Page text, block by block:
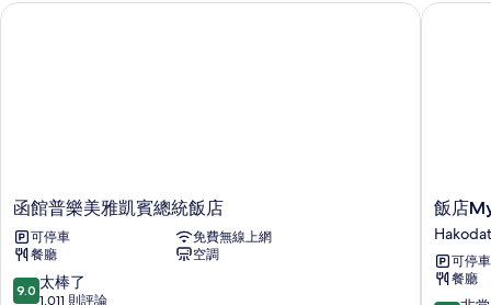
(Theater,
的
所
有
相
煙
for
3days,
MAX
4P)
的
函
普
樂
美
函館普樂美雅凱賓總統飯店
可停車
免費無線上網
餐廳
空調
9.0
分，
9.0 太棒了
1,011 則評論
函館普樂美雅凱賓總統飯店
飯
店
MyStays
函
館
飯店
可停車
餐廳
飯店